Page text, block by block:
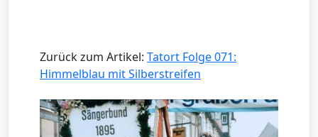
Zurück zum Artikel: Tatort Folge 071:
Himmelblau mit Silberstreifen